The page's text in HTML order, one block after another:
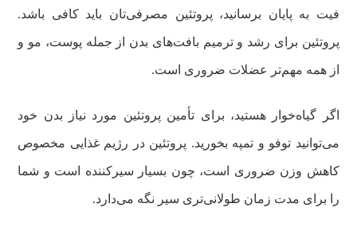
فیت به پایان برسانید، پروتئین مصرفی‌تان باید کافی باشد.
پروتئین برای رشد و ترمیم بافت‌های بدن از جمله پوست، مو و
از همه مهم‌تر عضلات ضروری است.
اگر گیاه‌خوار هستید، برای تأمین پروتئین مورد نیاز بدن خود
می‌توانید توفو و تمپه بخورید. پروتئین در رژیم غذایی مخصوص
کاهش وزن ضروری است، چون بسیار سیرکننده است و شما
را برای مدت زمان طولانی‌تری سیر نگه می‌‌دارد.